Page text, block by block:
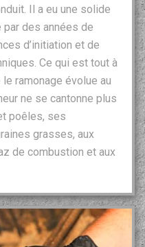
Il a eu une solide
des années de
d’initiation et de
Ce qui est tout à
ramonage évolue au
ne se cantonne plus
poêles, ses
grasses, aux
de combustion et aux